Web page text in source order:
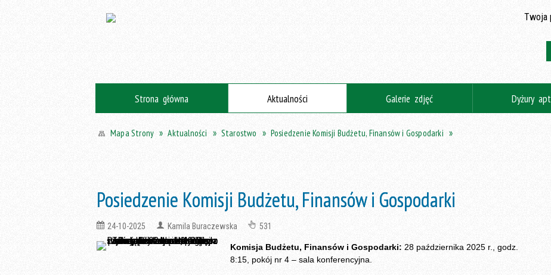
Twoja
Strona główna Aktualności Galerie zdjęć Dyżury
Mapa Strony Aktualności Starostwo Posiedzenie Komisji Budżetu, Finansów i Gospodarki
Posiedzenie Komisji Budżetu, Finansów i Gospodarki
24-10-2025 Kamila Buraczewska 531
Komisja Budżetu, Finansów i Gospodarki: 28 października 2025 r., godz.
8:15, pokój nr 4 – sala konferencyjna.